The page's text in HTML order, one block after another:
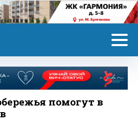
помогут в